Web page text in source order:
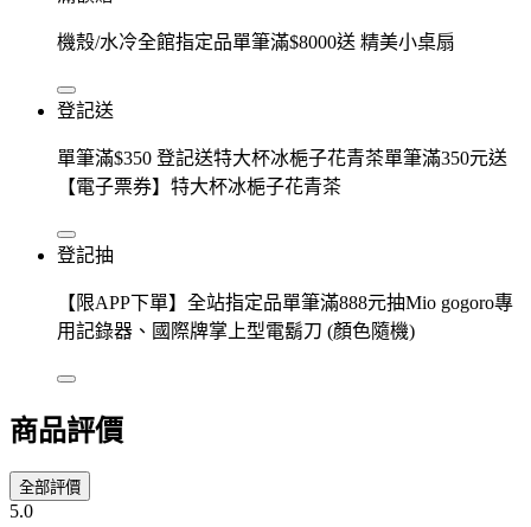
機殼/水冷全館指定品單筆滿$8000送 精美小桌扇
登記送
單筆滿$350 登記送特大杯冰梔子花青茶單筆滿350元送
【電子票券】特大杯冰梔子花青茶
登記抽
【限APP下單】全站指定品單筆滿888元抽Mio gogoro專
用記錄器、國際牌掌上型電鬍刀 (顏色隨機)
商品評價
全部評價
5.0